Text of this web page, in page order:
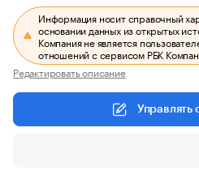
Информация носит справочный
основании данных из открытых
Компания не является
отношений с сервисом РБК
Редактировать описание
Управлять